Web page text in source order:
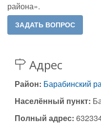
района».
Адрес
Район: Барабинский
Населённый пункт:
Полный адрес: